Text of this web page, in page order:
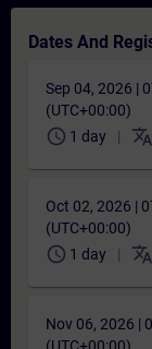
Dates And
Sep 04, 2026 |
(UTC+00:00)
schedule 1 day translate
Oct 02, 2026 |
(UTC+00:00)
schedule 1 day translate
Nov 06, 2026 |